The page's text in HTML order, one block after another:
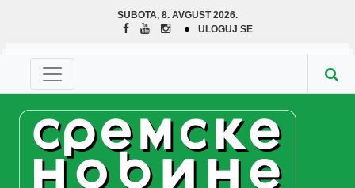
SUBOTA, 8. AVGUST 2026.
ULOGUJ SE